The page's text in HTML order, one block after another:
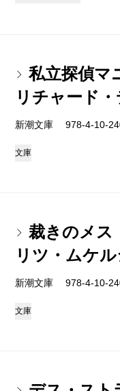
私立探偵マ
リチャード
新潮文庫 978-4-10-
文庫
裁きのメス
リツ・ムケ
新潮文庫 978-4-10-
文庫